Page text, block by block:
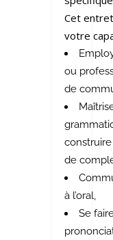
Cet
votre
ou
de
de
à l’oral,
Se